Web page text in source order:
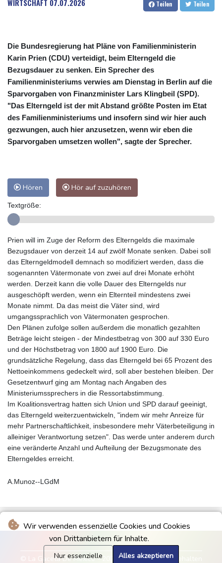
Wir verwenden essenzielle Cookies und Cookies
von Drittanbietern für Inhalte.
Nur essenzielle Alles akzeptieren
WIRTSCHAFT 07.07.2026 Teilen Teilen
Die Bundesregierung hat Pläne von Familienministerin
Karin Prien (CDU) verteidigt, beim Elterngeld die
Bezugsdauer zu senken. Ein Sprecher des
Familienministeriums verwies am Dienstag in Berlin auf die
Sparvorgaben von Finanzminister Lars Klingbeil (SPD).
"Das Elterngeld ist der mit Abstand größte Posten im Etat
des Familienministeriums und insofern sind wir hier auch
gezwungen, auch hier anzusetzen, wenn wir eben die
Sparvorgaben umsetzen wollen", sagte der Sprecher.
Hören Hör auf zuzuhören
Textgröße:
Prien will im Zuge der Reform des Elterngelds die maximale
Bezugsdauer von derzeit 14 auf zwölf Monate senken. Dabei soll
das Elterngeldmodell demnach so modifiziert werden, dass die
sogenannten Vätermonate von zwei auf drei Monate erhöht
werden. Derzeit kann die volle Dauer des Elterngelds nur
ausgeschöpft werden, wenn ein Elternteil mindestens zwei
Monate nimmt. Da das meist die Väter sind, wird
umgangssprachlich von Vätermonaten gesprochen.
Den Plänen zufolge sollen außerdem die monatlich gezahlten
Beträge leicht steigen - der Mindestbetrag von 300 auf 330 Euro
und der Höchstbetrag von 1800 auf 1900 Euro. Die
grundsätzliche Regelung, dass das Elterngeld bei 65 Prozent des
Nettoeinkommens gedeckelt wird, soll aber bestehen bleiben. Der
Gesetzentwurf ging am Montag nach Angaben des
Ministeriumssprechers in die Ressortabstimmung.
Im Koalitionsvertrag hatten sich Union und SPD darauf geeinigt,
das Elterngeld weiterzuentwickeln, "indem wir mehr Anreize für
mehr Partnerschaftlichkeit, insbesondere mehr Väterbeteiligung in
alleiniger Verantwortung setzen". Das werde unter anderem durch
eine veränderte Anzahl und Aufteilung der Bezugsmonate des
Elterngeldes erreicht.
A.Munoz--LGdM
© La Gaceta De Mexico - 2026 - Alle Rechte vorbehalten